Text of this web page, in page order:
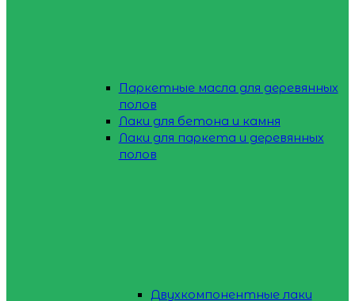
Паркетные масла для деревянных
полов
Лаки для бетона и камня
Лаки для паркета и деревянных
полов
Двухкомпонентные лаки